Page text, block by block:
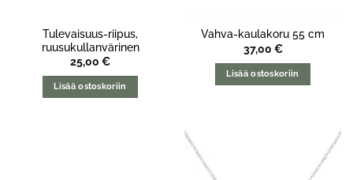
Tulevaisuus-riipus,
ruusukullanvärinen
25,00 €
Lisää ostoskoriin
Vahva-kaulakoru 55 cm
37,00 €
Lisää ostoskoriin